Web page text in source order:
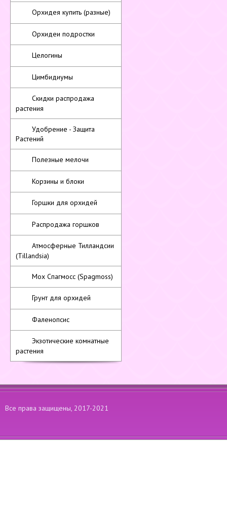
Орхидея купить (разные)
Орхидеи подростки
Целогины
Цимбидиумы
Скидки распродажа
растения
Удобрение - Защита
Растений
Полезные мелочи
Корзины и блоки
Горшки для орхидей
Распродажа горшков
Атмосферные Тилландсии
(Tillandsia)
Мох Спагмосс (Spagmoss)
Грунт для орхидей
Фаленопсис
Экзотические комнатные
растения
Все права защищены, 2017-2021